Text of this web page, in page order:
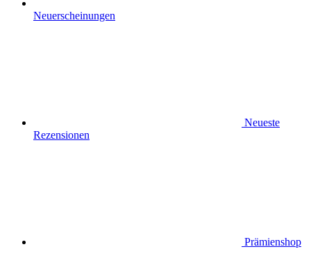
Neuerscheinungen
Neueste
Rezensionen
Prämienshop